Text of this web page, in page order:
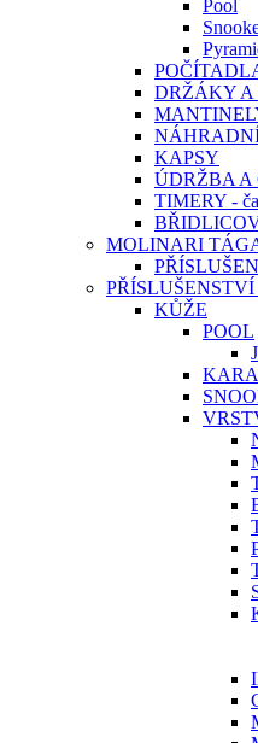
Pool
DRŽÁKY A
KAPSY
ÚDRŽBA A
TIMERY -
MOLINARI
KŮŽE
POOL